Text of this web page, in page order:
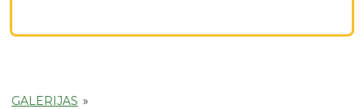
GALERIJAS »